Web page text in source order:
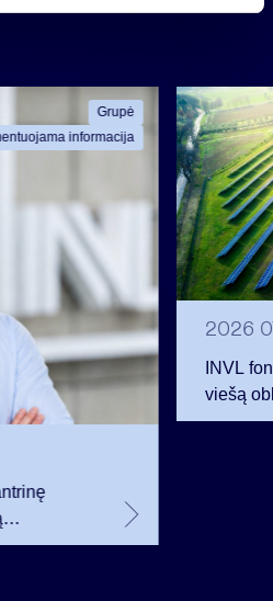
Grupė
informacija
17,4
2026
INVL
viešą
12 mln.